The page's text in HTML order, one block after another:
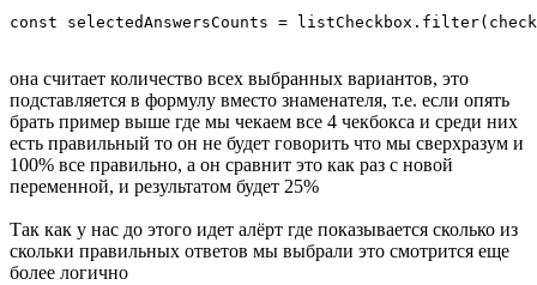
const selectedAnswersCounts =
она считает количество всех выбранных вариантов, это
подставляется в формулу вместо знаменателя, т.е. если опять
брать пример выше где мы чекаем все 4 чекбокса и среди них
есть правильный то он не будет говорить что мы сверхразум и
100% все правильно, а он сравнит это как раз с новой
переменной, и результатом будет 25%
Так как у нас до этого идет алёрт где показывается сколько из
скольки правильных ответов мы выбрали это смотрится еще
более логично